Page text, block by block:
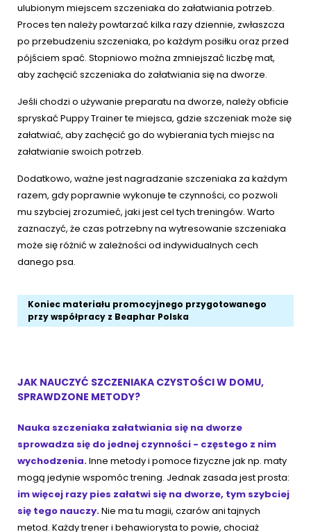
ulubionym miejscem szczeniaka do załatwiania potrzeb.
Proces ten należy powtarzać kilka razy dziennie, zwłaszcza
po przebudzeniu szczeniaka, po każdym posiłku oraz przed
pójściem spać. Stopniowo można zmniejszać liczbę mat,
aby zachęcić szczeniaka do załatwiania się na dworze.
Jeśli chodzi o używanie preparatu na dworze, należy obficie
spryskać Puppy Trainer te miejsca, gdzie szczeniak może się
załatwiać, aby zachęcić go do wybierania tych miejsc na
załatwianie swoich potrzeb.
Dodatkowo, ważne jest nagradzanie szczeniaka za każdym
razem, gdy poprawnie wykonuje te czynności, co pozwoli
mu szybciej zrozumieć, jaki jest cel tych treningów. Warto
zaznaczyć, że czas potrzebny na wytresowanie szczeniaka
może się różnić w zależności od indywidualnych cech
danego psa.
Koniec materiału promocyjnego przygotowanego
przy współpracy z Beaphar Polska
JAK NAUCZYĆ SZCZENIAKA CZYSTOŚCI W DOMU,
SPRAWDZONE METODY?
Nauka szczeniaka załatwiania się na dworze
sprowadza się do jednej czynności - częstego z nim
wychodzenia.Inne metody i pomoce fizyczne jak np. maty
mogą jedynie wspomóc trening. Jednak zasada jest prosta:
im więcej razy pies załatwi się na dworze, tym szybciej
się tego nauczy.Nie ma tu magii, czarów ani tajnych
metod. Każdy trener i behawiorysta to powie, chociaż